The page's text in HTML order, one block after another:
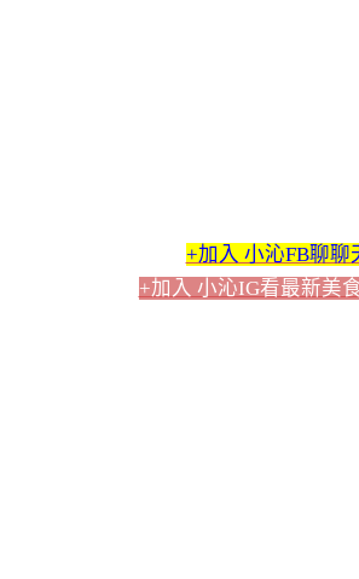
+加入 小沁FB聊聊
+加入 小沁IG看最新美